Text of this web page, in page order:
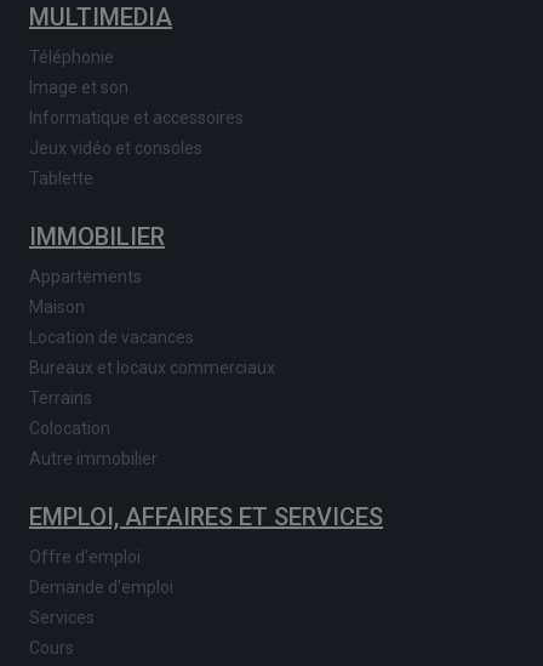
MULTIMEDIA
Téléphonie
Image et son
Informatique et accessoires
Jeux vidéo et consoles
Tablette
IMMOBILIER
Appartements
Maison
Location de vacances
Bureaux et locaux commerciaux
Terrains
Colocation
Autre immobilier
EMPLOI, AFFAIRES ET SERVICES
Offre d'emploi
Demande d'emploi
Services
Cours